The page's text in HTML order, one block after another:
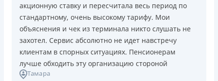
акционную ставку и пересчитала весь период по
стандартному, очень высокому тарифу. Мои
объяснения и чек из терминала никто слушать не
захотел. Сервис абсолютно не идет навстречу
клиентам в спорных ситуациях. Пенсионерам
лучше обходить эту организацию стороной
Тамара